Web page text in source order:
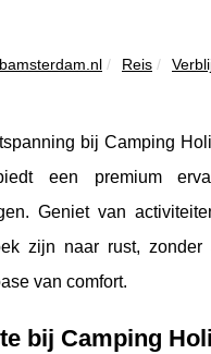
Reis
bij Camping
een premium
Geniet van
zijn naar rust,
van comfort.
bij Camping